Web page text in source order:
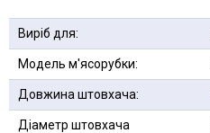
Виріб для:
Модель м'ясорубки:
Довжина штовхача:
Діаметр штовхача